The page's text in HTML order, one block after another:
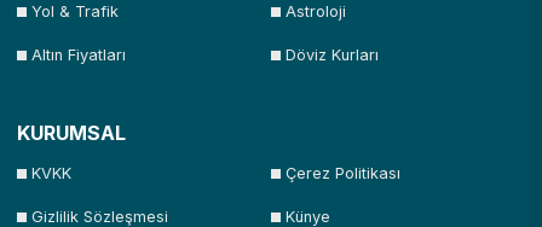
Yol & Trafik Astroloji
Altın Fiyatları Döviz Kurları
KURUMSAL
KVKK Çerez Politikası
Gizlilik Sözleşmesi Künye